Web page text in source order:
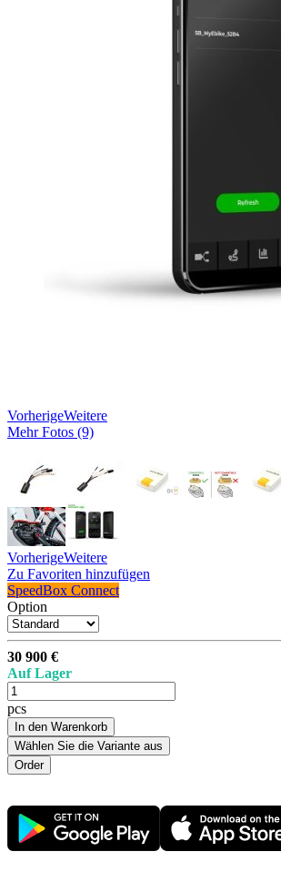
VorherigeWeitere
Mehr Fotos (9)
VorherigeWeitere
Zu Favoriten hinzufügen
SpeedBox Connect
Option
30 900 €
Auf Lager
pcs
In den Warenkorb
Wählen Sie die Variante aus